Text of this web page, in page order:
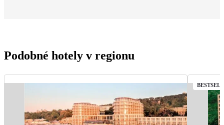
Podobné hotely v regionu